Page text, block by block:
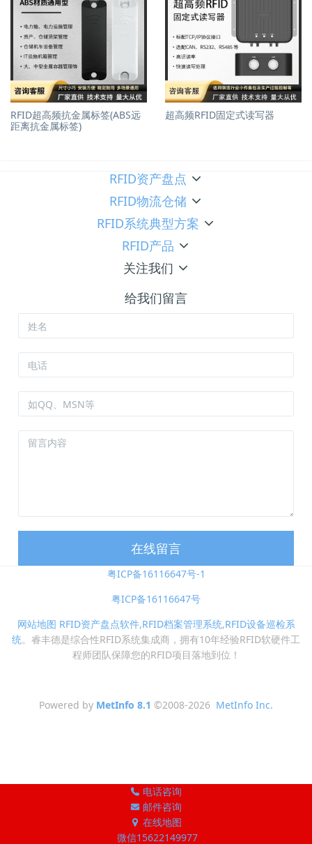
RFID超高频抗金属标签(ABS远
距离抗金属标签)
超高频RFID固定式读写器
RFID资产盘点
RFID物流仓储
RFID系统典型方案
RFID产品
关注我们
给我们留言
在线留言
粤ICP备16116647号-1
粤ICP备16116647号
网站地图 RFID资产盘点软件,RFID档案管理系统,RFID设备巡检系
统。睿丰德是综合性RFID系统集成商，拥有10年经验RFID软硬件工
程师团队保障您的RFID项目落地到位！
Powered by MetInfo 8.1 ©2008-2026 MetInfo Inc.
电话咨询
邮件咨询
在线地图
微信15622149977